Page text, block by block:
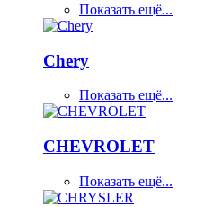
Показать ещё...
Chery
Показать ещё...
CHEVROLET
Показать ещё...